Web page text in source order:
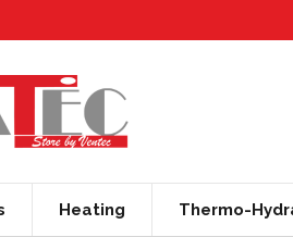
Heating Thermo-